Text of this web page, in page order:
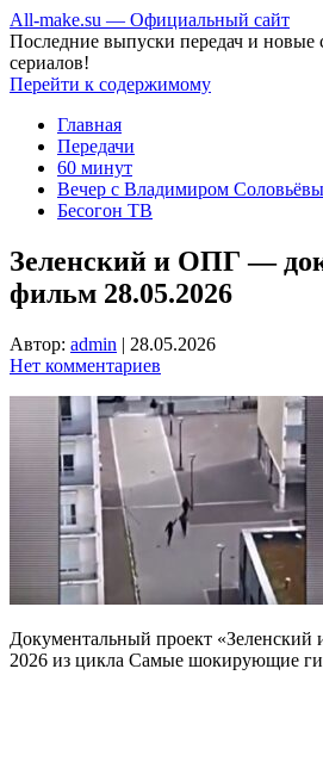
All-make.su — Официальный сайт
Последние выпуски передач и
сериалов!
Перейти к содержимому
Главная
Передачи
60 минут
Вечер с Владимиром
Бесогон ТВ
Зеленский и ОПГ —
фильм 28.05.2026
Автор: admin | 28.05.2026
Нет комментариев
Документальный проект
2026 из цикла Самые шокирующие